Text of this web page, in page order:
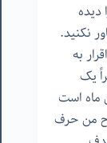
دیده
نکنید.
به
یک
ماه است
من حرف